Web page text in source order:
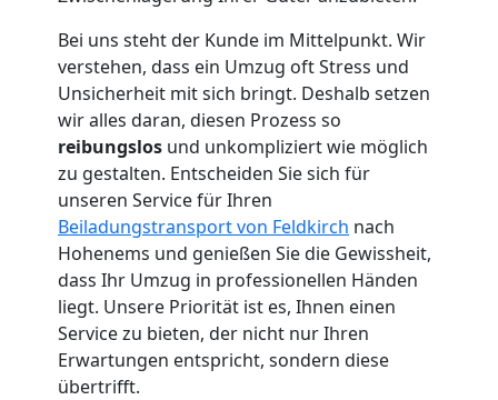
Bei uns steht der Kunde im Mittelpunkt. Wir
verstehen, dass ein Umzug oft Stress und
Unsicherheit mit sich bringt. Deshalb setzen
wir alles daran, diesen Prozess so
reibungslos und unkompliziert wie möglich
zu gestalten. Entscheiden Sie sich für
unseren Service für Ihren
Beiladungstransport von Feldkirch nach
Hohenems und genießen Sie die Gewissheit,
dass Ihr Umzug in professionellen Händen
liegt. Unsere Priorität ist es, Ihnen einen
Service zu bieten, der nicht nur Ihren
Erwartungen entspricht, sondern diese
übertrifft.
Umzug
Feldkirch
Umzug
Mann